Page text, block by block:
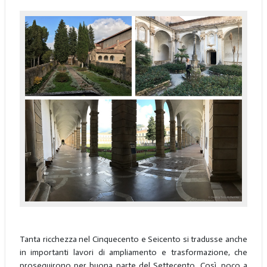
Tanta ricchezza nel Cinquecento e Seicento si tradusse anche
in importanti lavori di ampliamento e trasformazione, che